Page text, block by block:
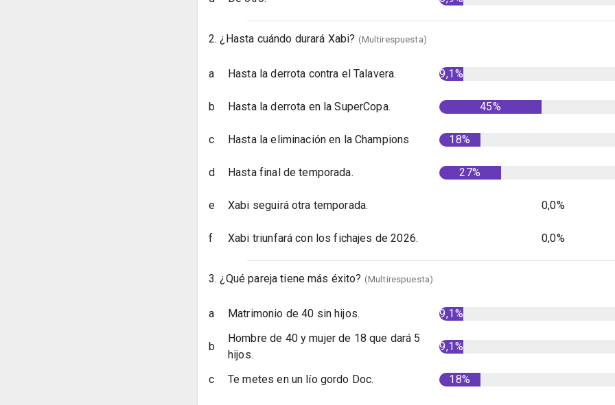
2. ¿Hasta cuándo durará Xabi? (Multirespuesta)
a Hasta la derrota contra el Talavera. 9,1%
b Hasta la derrota en la SuperCopa. 45%
c Hasta la eliminación en la Champions 18%
d Hasta final de temporada. 27%
e Xabi seguirá otra temporada. 0,0%
f Xabi triunfará con los fichajes de 2026. 0,0%
3. ¿Qué pareja tiene más éxito? (Multirespuesta)
a Matrimonio de 40 sin hijos. 9,1%
b
Hombre de 40 y mujer de 18 que dará 5
hijos.
9,1%
c Te metes en un lío gordo Doc. 18%